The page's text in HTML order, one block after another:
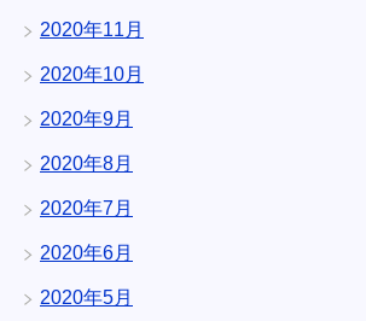
2020年11月
2020年10月
2020年9月
2020年8月
2020年7月
2020年6月
2020年5月